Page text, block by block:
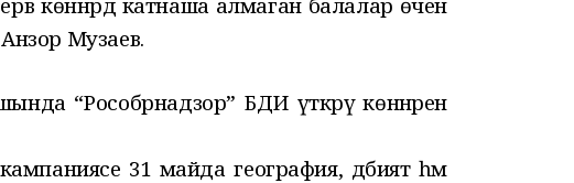
Анзор Музаев.
“Рособрнадзор” БДИ үткәрү көннәрен
31 майда география, әдәбият һәм